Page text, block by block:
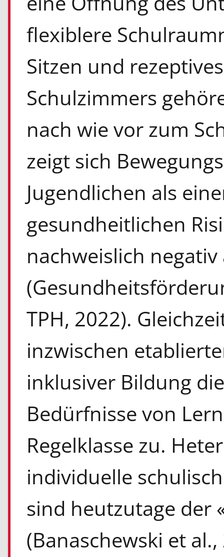
flexiblere
Sitzen und
Schulzimmers
nach wie vor zum
zeigt sich
Jugendlichen als
gesundheitlichen
nachweislich
TPH, 2022).
inzwischen
inklusiver Bildung
Bedürfnisse von
Regelklasse zu.
individuelle
sind heutzutage der
(Banaschewski et